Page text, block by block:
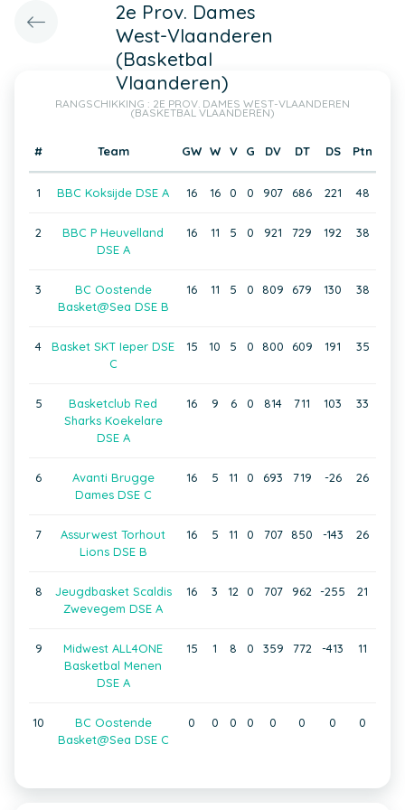
2e Prov. Dames
West-Vlaanderen
(Basketbal
Vlaanderen)
RANGSCHIKKING : 2E PROV. DAMES WEST-VLAANDEREN
(BASKETBAL VLAANDEREN)
# Team GW W V G DV DT DS Ptn
1 BBC Koksijde DSE A 16 16 0 0 907 686 221 48
2
BBC P Heuvelland
DSE A
16 11 5 0 921 729 192 38
3
BC Oostende
Basket@Sea DSE B
16 11 5 0 809 679 130 38
4
Basket SKT Ieper DSE
C
15 10 5 0 800 609 191 35
5
Basketclub Red
Sharks Koekelare
DSE A
16 9 6 0 814 711 103 33
6
Avanti Brugge
Dames DSE C
16 5 11 0 693 719 -26 26
7
Assurwest Torhout
Lions DSE B
16 5 11 0 707 850 -143 26
8
Jeugdbasket Scaldis
Zwevegem DSE A
16 3 12 0 707 962 -255 21
9
Midwest ALL4ONE
Basketbal Menen
DSE A
15 1 8 0 359 772 -413 11
10
BC Oostende
Basket@Sea DSE C
0 0 0 0 0 0 0 0